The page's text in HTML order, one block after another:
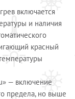
включается
и наличия
красный
— включение
предела, но выше